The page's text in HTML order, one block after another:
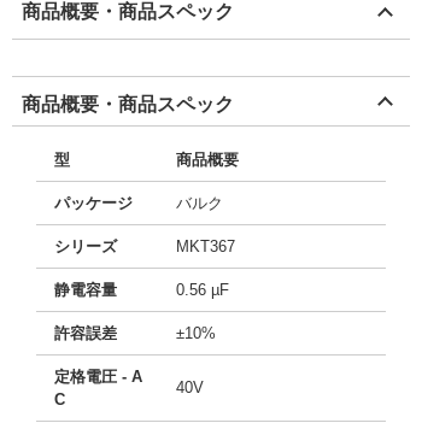
商品概要・商品スペック
商品概要・商品スペック
型 商品概要
パッケージ バルク
シリーズ MKT367
静電容量 0.56 µF
許容誤差 ±10%
定格電圧 - A
C
40V